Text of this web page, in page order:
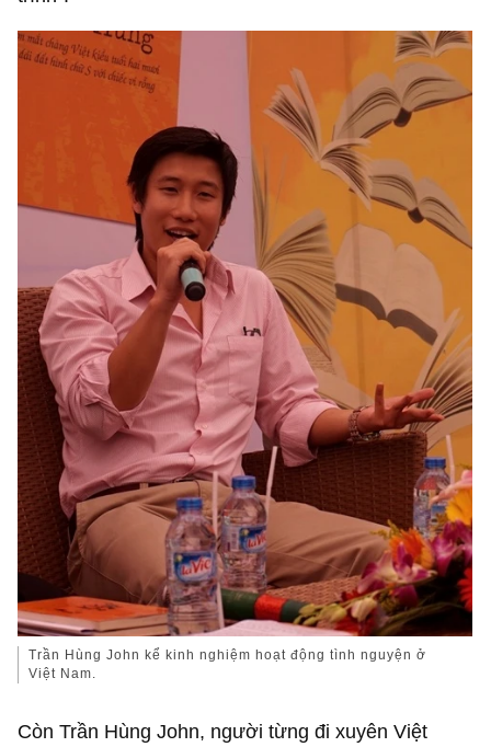
Trần Hùng John kể kinh nghiệm hoạt động tình nguyện ở
Việt Nam.
Còn Trần Hùng John, người từng đi xuyên Việt